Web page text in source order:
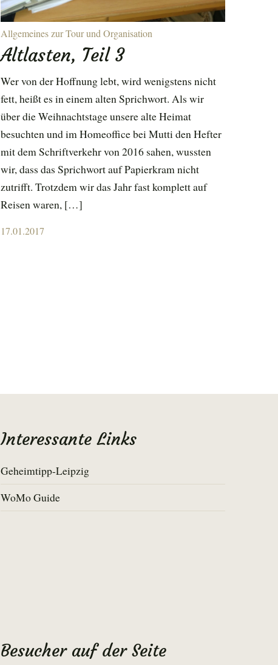
Allgemeines zur Tour und Organisation
Altlasten, Teil 3
Wer von der Hoffnung lebt, wird wenigstens nicht
fett, heißt es in einem alten Sprichwort. Als wir
über die Weihnachtstage unsere alte Heimat
besuchten und im Homeoffice bei Mutti den Hefter
mit dem Schriftverkehr von 2016 sahen, wussten
wir, dass das Sprichwort auf Papierkram nicht
zutrifft. Trotzdem wir das Jahr fast komplett auf
Reisen waren, […]
Posted
17.01.2017
Interessante Links
Geheimtipp-Leipzig
WoMo Guide
Besucher auf der Seite